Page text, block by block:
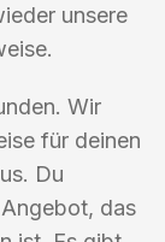
unsere
Wir
für deinen
Du
das